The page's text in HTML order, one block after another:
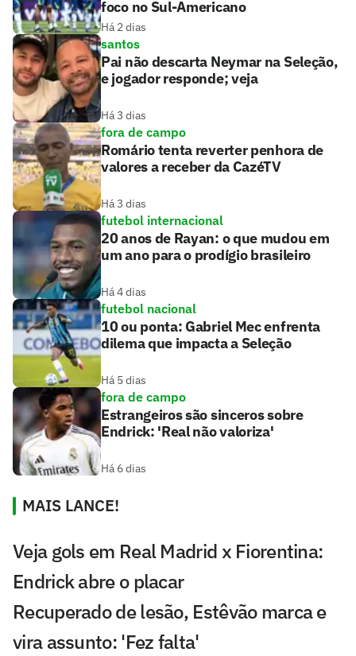
foco no Sul-Americano
Há 2 dias
santos
Pai não descarta Neymar na Seleção,
e jogador responde; veja
Há 3 dias
fora de campo
Romário tenta reverter penhora de
valores a receber da CazéTV
Há 3 dias
futebol internacional
20 anos de Rayan: o que mudou em
um ano para o prodígio brasileiro
Há 4 dias
futebol nacional
10 ou ponta: Gabriel Mec enfrenta
dilema que impacta a Seleção
Há 5 dias
fora de campo
Estrangeiros são sinceros sobre
Endrick: 'Real não valoriza'
Há 6 dias
MAIS LANCE!
Veja gols em Real Madrid x Fiorentina:
Endrick abre o placar
Recuperado de lesão, Estêvão marca e
vira assunto: 'Fez falta'